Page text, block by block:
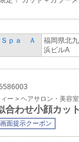
ｐａ Ａ
福岡県北
浜ビルA
ー > ヘアサロン・美容室
合わせ小顔カ
画面提示クーポン